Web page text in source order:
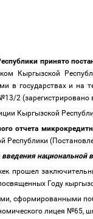
принято
Кыргызской
в государствах и
2
Кыргызской
отчета
Республики
национальной
прошел
Году
сформированными
лицея №65,